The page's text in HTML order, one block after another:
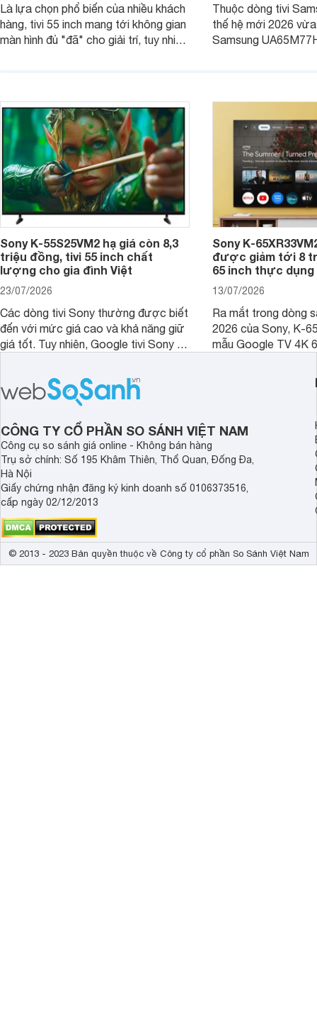
Là lựa chọn phổ biến của nhiều khách
hàng, tivi 55 inch mang tới không gian
màn hình đủ "đã" cho giải trí, tuy nhiên
dùng cho phòng bao nhiêu m2?
Thuộc dòng tivi
thế hệ mới 2026
Samsung
Sony K-55S25VM2 hạ giá còn 8,3
triệu đồng, tivi 55 inch chất
lượng cho gia đình Việt
23/07/2026
Các dòng tivi Sony thường được biết
đến với mức giá cao và khả năng giữ
giá tốt. Tuy nhiên, Google tivi Sony 55
hợp đáng chú ý khi có mức giá dễ
tiếp cận hơn dù mới ra mắt trong năm
Sony K-
được giảm tới 8
65 inch thực
13/07/2026
Ra mắt trong dòng
2026 của Sony, K-
mẫu Google TV 4K
tảng Google TV
nghệ hỗ trợ nâng
CÔNG TY CỔ PHẦN SO SÁNH VIỆT NAM
Công cụ so sánh giá online - Không bán hàng
Trụ sở chính: Số 195 Khâm Thiên, Thổ Quan, Đống Đa,
Hà Nội
Giấy chứng nhận đăng ký kinh doanh số 0106373516,
cấp ngày 02/12/2013
© 2013 - 2023 Bản quyền thuộc về Công ty cổ phần So Sánh Việt Nam